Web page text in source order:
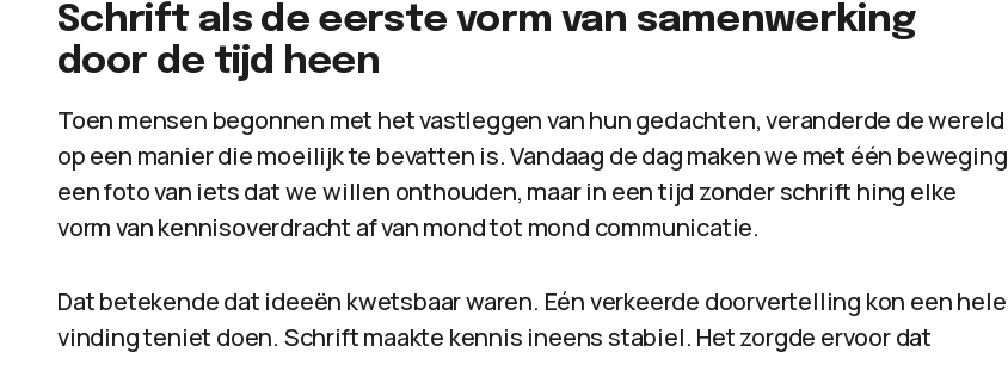
Schrift als de eerste vorm van samenwerking
door de tijd heen
Toen mensen begonnen met het vastleggen van hun gedachten, veranderde de wereld
op een manier die moeilijk te bevatten is. Vandaag de dag maken we met één beweging
een foto van iets dat we willen onthouden, maar in een tijd zonder schrift hing elke
vorm van kennisoverdracht af van mond tot mond communicatie.
Dat betekende dat ideeën kwetsbaar waren. Eén verkeerde doorvertelling kon een hele
vinding teniet doen. Schrift maakte kennis ineens stabiel. Het zorgde ervoor dat